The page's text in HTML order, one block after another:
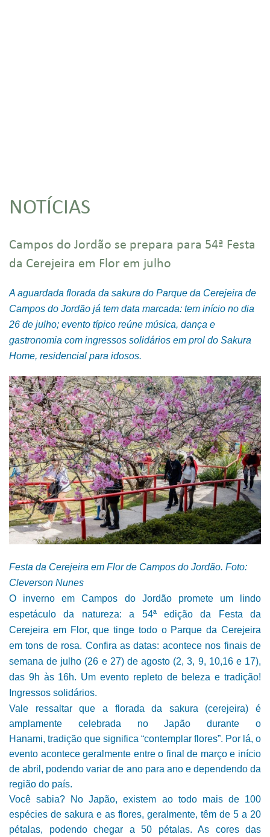
NOTÍCIAS
Campos do Jordão se prepara para 54ª Festa
da Cerejeira em Flor em julho
A aguardada florada da sakura do Parque da Cerejeira de
Campos do Jordão já tem data marcada: tem início no dia
26 de julho; evento típico reúne música, dança e
gastronomia com ingressos solidários em prol do Sakura
Home, residencial para idosos.
Festa da Cerejeira em Flor de Campos do Jordão. Foto:
Cleverson Nunes
O inverno em Campos do Jordão promete um lindo
espetáculo da natureza: a 54ª edição da Festa da
Cerejeira em Flor, que tinge todo o Parque da Cerejeira
em tons de rosa. Confira as datas: acontece nos finais de
semana de julho (26 e 27) de agosto (2, 3, 9, 10,16 e 17),
das 9h às 16h. Um evento repleto de beleza e tradição!
Ingressos solidários.
Vale ressaltar que a florada da sakura (cerejeira) é
amplamente celebrada no Japão durante o
Hanami, tradição que significa “contemplar flores”. Por lá, o
evento acontece geralmente entre o final de março e início
de abril, podendo variar de ano para ano e dependendo da
região do país.
Você sabia? No Japão, existem ao todo mais de 100
espécies de sakura e as flores, geralmente, têm de 5 a 20
pétalas, podendo chegar a 50 pétalas. As cores das